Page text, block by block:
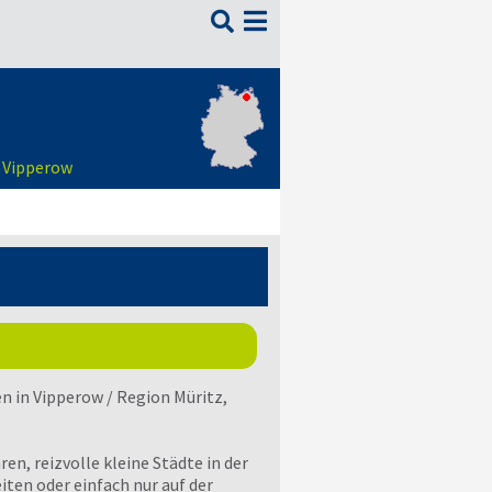

in Vipperow / Region Müritz,
reizvolle kleine Städte in der
oder einfach nur auf der